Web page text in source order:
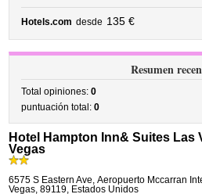
Hotels.com desde 135 €
Resumen
Total opiniones:0
puntuación total:0
Hotel Hampton Inn& Suites Las
Vegas
6575 S Eastern Ave,Aeropuerto Mccarran
Vegas,89119, Estados Unidos